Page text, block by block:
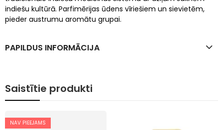
indiešu kultūrā. Parfimērijas ūdens vīriešiem un sievietēm,
pieder austrumu aromātu grupai.
PAPILDUS INFORMĀCIJA
Saistītie produkti
NAV PIEEJAMS